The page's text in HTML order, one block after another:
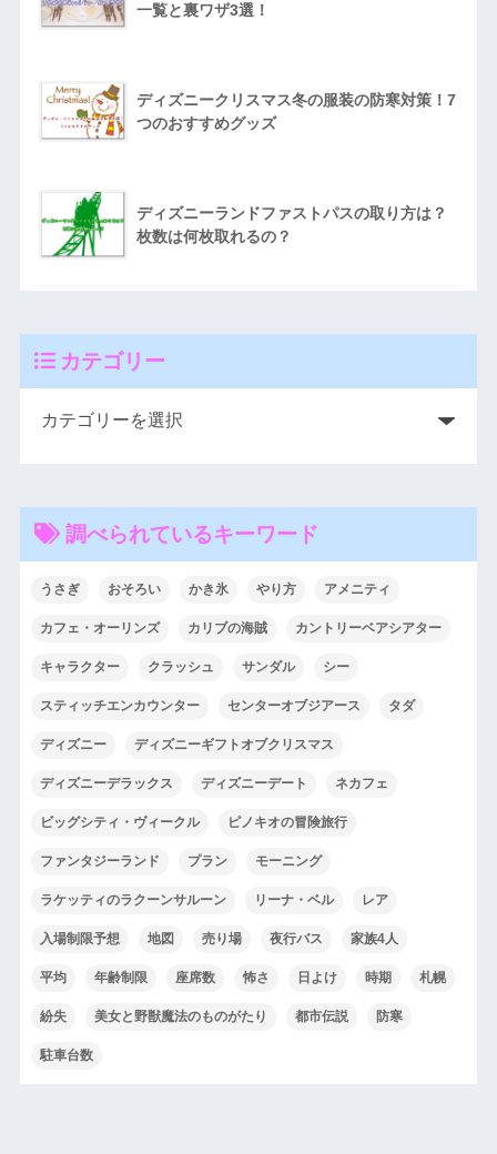
一覧と裏ワザ3選！
ディズニークリスマス冬の服装の防寒対策！7
つのおすすめグッズ
ディズニーランドファストパスの取り方は？
枚数は何枚取れるの？
カテゴリー
調べられているキーワード
うさぎ おそろい かき氷 やり方 アメニティ
カフェ・オーリンズ カリブの海賊 カントリーベアシアター
キャラクター クラッシュ サンダル シー
スティッチエンカウンター センターオブジアース タダ
ディズニー ディズニーギフトオブクリスマス
ディズニーデラックス ディズニーデート ネカフェ
ビッグシティ・ヴィークル ピノキオの冒険旅行
ファンタジーランド プラン モーニング
ラケッティのラクーンサルーン リーナ・ベル レア
入場制限予想 地図 売り場 夜行バス 家族4人
平均 年齢制限 座席数 怖さ 日よけ 時期 札幌
紛失 美女と野獣魔法のものがたり 都市伝説 防寒
駐車台数